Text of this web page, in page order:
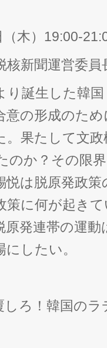
木）19:00-
核新聞運営委員
り誕生した韓
意の形成のた
。果たして文
のか？その限
悦は脱原発政
策に何が起き
原発連帯の運
したい。
ろ！韓国のラ